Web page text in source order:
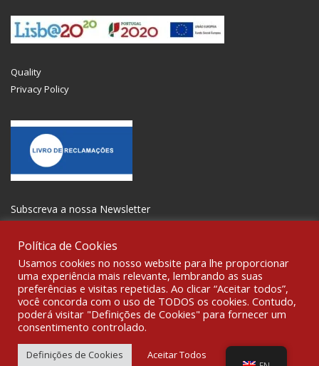
Quality
Privacy Policy
Subscreva a nossa Newsletter
GET SOCIAL
© 2021 All rights reserved Gravoplot- Recording, Printing and
Signage Ltd. WebDesign:Fibra Design.
Política de Cookies
Usamos cookies no nosso website para lhe proporcionar
uma experiência mais relevante, lembrando as suas
preferências e visitas repetidas. Ao clicar “Aceitar todos”,
você concorda com o uso de TODOS os cookies. Contudo,
poderá visitar "Definições de Cookies" para fornecer um
consentimento controlado.
Definições de Cookies Aceitar Todos